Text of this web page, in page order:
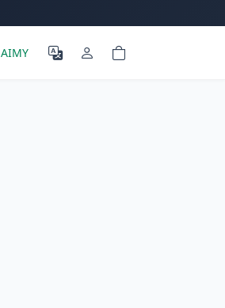
AIMY